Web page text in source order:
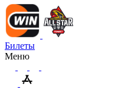
Билеты
Меню